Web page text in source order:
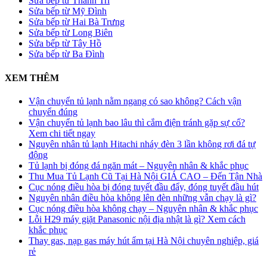
Sửa bếp từ Mỹ Đình
Sửa bếp từ Hai Bà Trưng
Sửa bếp từ Long Biên
Sửa bếp từ Tây Hồ
Sửa bếp từ Ba Đình
XEM THÊM
Vận chuyển tủ lạnh nằm ngang có sao không? Cách vận
chuyển đúng
Vận chuyển tủ lạnh bao lâu thì cắm điện tránh gặp sự cố?
Xem chi tiết ngay
Nguyên nhân tủ lạnh Hitachi nháy đèn 3 lần không rơi đá tự
động
Tủ lạnh bị đóng đá ngăn mát – Nguyên nhân & khắc phục
Thu Mua Tủ Lạnh Cũ Tại Hà Nội GIÁ CAO – Đến Tận Nhà
Cục nóng điều hòa bị đóng tuyết đầu đẩy, đóng tuyết đầu hút
Nguyên nhân điều hòa không lên đèn những vẫn chạy là gì?
Cục nóng điều hòa không chạy – Nguyên nhân & khắc phục
Lỗi H29 máy giặt Panasonic nội địa nhật là gì? Xem cách
khắc phục
Thay gas, nạp gas máy hút ẩm tại Hà Nội chuyên nghiệp, giá
rẻ